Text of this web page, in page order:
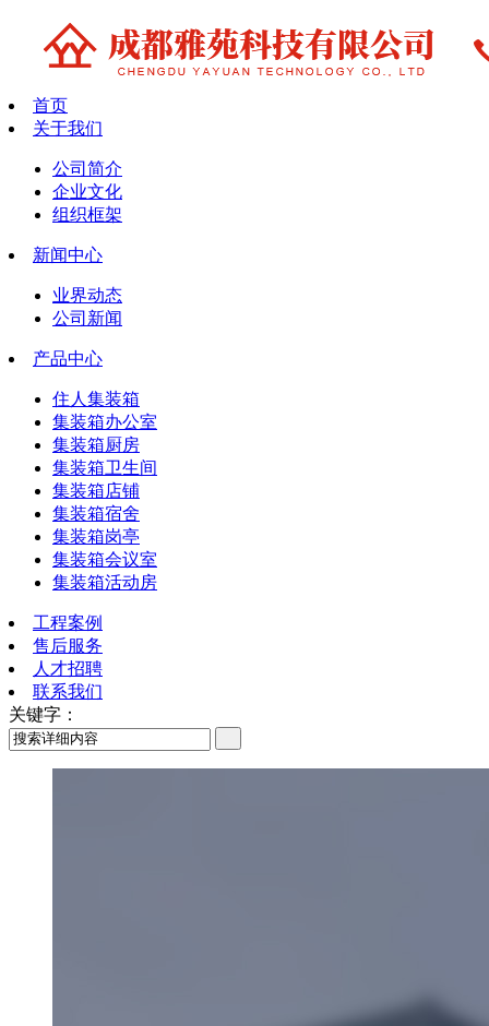
首页
关于我们
公司简介
企业文化
组织框架
新闻中心
业界动态
公司新闻
产品中心
住人集装箱
集装箱办公室
集装箱厨房
集装箱卫生间
集装箱店铺
集装箱宿舍
集装箱岗亭
集装箱会议室
集装箱活动房
工程案例
售后服务
人才招聘
联系我们
关键字：